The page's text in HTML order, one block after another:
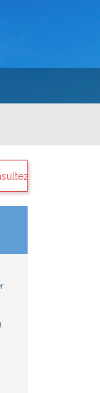
pressés" il y a